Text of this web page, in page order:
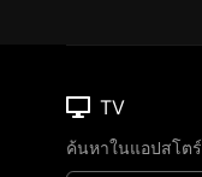
TV
ค้นหาในแอปสโตร์